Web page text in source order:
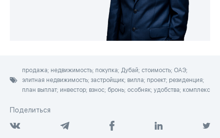
продажа; недвижимость; покупка; Дубай; стоимость; ОАЭ;
элитная недвижимость; застройщик; вилла; проект; резиденция;
план выплат; инвестор; взнос; бронь; особняк; удобства; комплекс
Поделиться